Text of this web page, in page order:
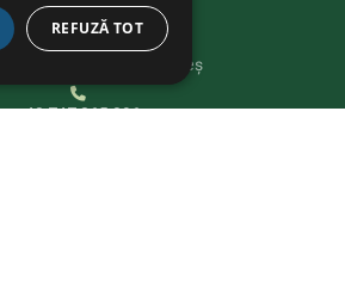
KAPCSOLAT
Iancu 37, Târgu Mureș
+40 747 865 096
REFUZĂ TOT